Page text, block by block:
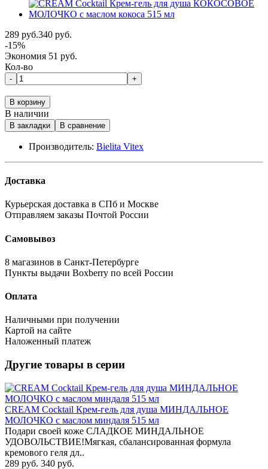
289 руб.340 руб.
-15%
Экономия 51 руб.
Кол-во
- +
В корзину
В наличии
В закладки В сравнение
Производитель: Bielita Vitex
Доставка
Курьерская доставка в СПб и Москве
Отправляем заказы Почтой России
Самовывоз
8 магазинов в Санкт-Петербурге
Пункты выдачи Boxberry по всей России
Оплата
Наличными при получении
Картой на сайте
Наложенный платеж
Другие товары в серии
CREAM Cocktail Крем-гель для душа МИНДАЛЬНОЕ
МОЛОЧКО с маслом миндаля 515 мл
Подари своей коже СЛАДКОЕ МИНДАЛЬНОЕ
УДОВОЛЬСТВИЕ!Мягкая, сбалансированная формула
кремового геля дл..
289 руб. 340 руб.